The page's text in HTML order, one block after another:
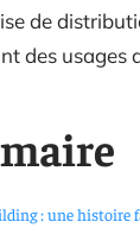
de
des usages
: une histoire